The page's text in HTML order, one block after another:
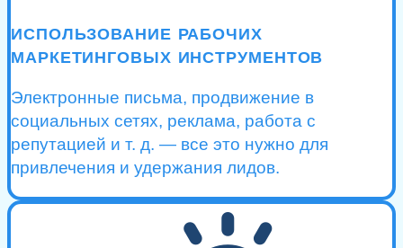
ИСПОЛЬЗОВАНИЕ РАБОЧИХ
МАРКЕТИНГОВЫХ ИНСТРУМЕНТОВ
Электронные письма, продвижение в
социальных сетях, реклама, работа с
репутацией и т. д. — все это нужно для
привлечения и удержания лидов.